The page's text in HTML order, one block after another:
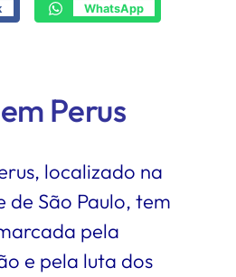
WhatsApp
Perus
localizado na
de São Paulo, tem
pela
e pela luta dos